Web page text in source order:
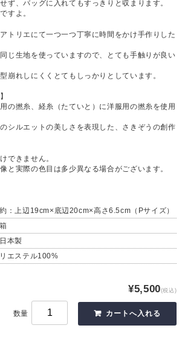
ず、バッグに入れてもすっきりと収まります。
すよ。
トリエにて一つ一つ丁寧に時間をかけ手作りした
じ生地を使っていますので、とても手触りが良い
崩れしにくくとてもしっかりとしています。
の撚糸、経糸（たていと）に洋服用の撚糸を使用
シルエットの美しさを表現した、さきぞうの創作
できません。
と実際の色目は多少異なる場合がございます。
約：上辺19cm×底辺20cm×高さ6.5cm（Pサイズ）
本製
エステル100%
¥5,500(税込)
数量